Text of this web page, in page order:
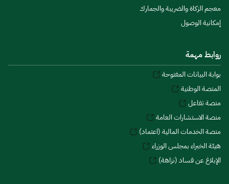
معجم الزكاة والضريبة والجمارك
إمكانية الوصول
روابط مهمة
بوابة البيانات المفتوحة
المنصة الوطنية
منصة تفاعل
منصة الاستشارات العامة
منصة الخدمات المالية (اعتماد)
هيئة الخبراء بمجلس الوزراء
الإبلاغ عن فساد (نزاهة)